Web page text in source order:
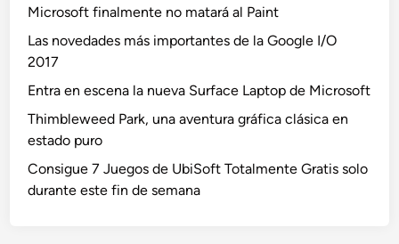
Microsoft finalmente no matará al Paint
Las novedades más importantes de la Google I/O
2017
Entra en escena la nueva Surface Laptop de Microsoft
Thimbleweed Park, una aventura gráfica clásica en
estado puro
Consigue 7 Juegos de UbiSoft Totalmente Gratis solo
durante este fin de semana